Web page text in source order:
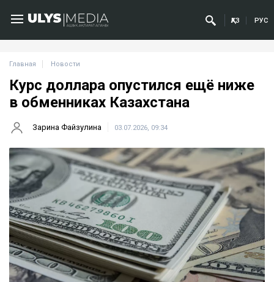
ҚАЗ РУС
Главная Новости
Курс доллара опустился ещё ниже
в обменниках Казахстана
Зарина Файзулина 03.07.2026, 09:34